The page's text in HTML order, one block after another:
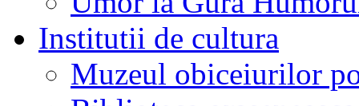
Institutii de cultura
Muzeul obiceiurilor